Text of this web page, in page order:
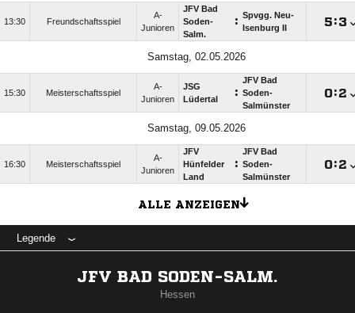
13:30 Freundschaftsspiel
A-
Junioren
JFV Bad
Soden-
Salm.
: Spvgg. Neu-
Isenburg II
:
Samstag, 02.05.2026
15:30 Meisterschaftsspiel
A-
Junioren
JSG
Lüdertal
:
JFV Bad
Soden-
Salmünster
:
Samstag, 09.05.2026
16:30 Meisterschaftsspiel
A-
Junioren
JFV
Hünfelder
Land
:
JFV Bad
Soden-
Salmünster
:
ALLE ANZEIGEN
Legende
JFV BAD SODEN-SALM.
Hessen